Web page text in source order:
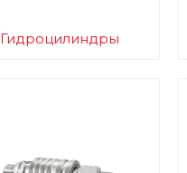
Гидроцилиндры